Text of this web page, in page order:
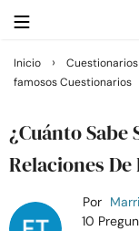
Buscar
Casarse
Relaciones
Inicio ›
famosos Cuestionarios
¿Cuánto Sabe
Relaciones
Por
10